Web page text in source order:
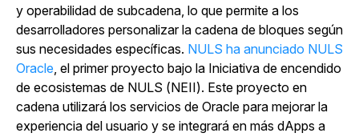
y operabilidad de subcadena, lo que permite a los
desarrolladores personalizar la cadena de bloques según
sus necesidades específicas. NULS ha anunciado NULS
Oracle , el primer proyecto bajo la Iniciativa de encendido
de ecosistemas de NULS (NEII). Este proyecto en
cadena utilizará los servicios de Oracle para mejorar la
experiencia del usuario y se integrará en más dApps a